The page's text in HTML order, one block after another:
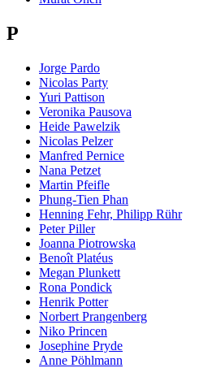
P
Jorge Pardo
Nicolas Party
Yuri Pattison
Veronika Pausova
Heide Pawelzik
Nicolas Pelzer
Manfred Pernice
Nana Petzet
Martin Pfeifle
Phung-Tien Phan
Henning Fehr, Philipp Rühr
Peter Piller
Joanna Piotrowska
Benoît Platéus
Megan Plunkett
Rona Pondick
Henrik Potter
Norbert Prangenberg
Niko Princen
Josephine Pryde
Anne Pöhlmann